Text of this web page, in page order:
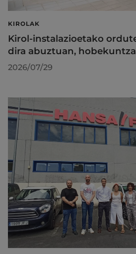
KIROLAK
Kirol-instalazioetako
dira abuztuan,
2026/07/29